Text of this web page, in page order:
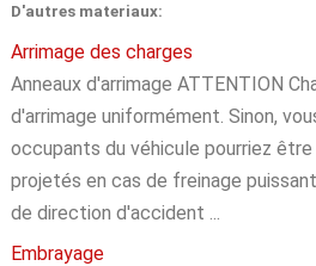
D'autres materiaux:
Arrimage des charges
Anneaux d'arrimage ATTENTION
d'arrimage uniformément. Sinon,
occupants du véhicule pourriez
projetés en cas de freinage
de direction d'accident ...
Embrayage